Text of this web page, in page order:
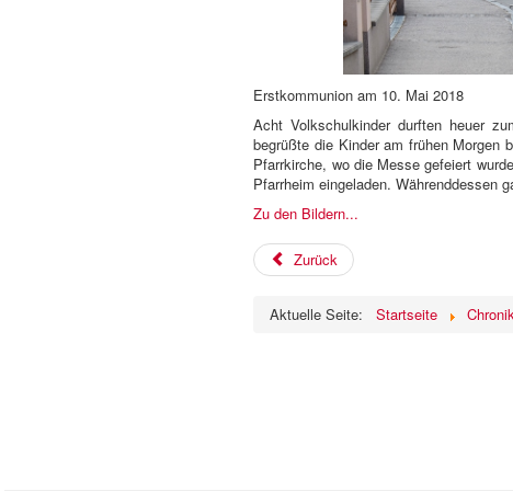
Erstkommunion am 10. Mai 2018
Acht Volkschulkinder durften heuer
begrüßte die Kinder am frühen Morgen
Pfarrkirche, wo die Messe gefeiert
Pfarrheim eingeladen. Währenddessen
Zu den Bildern...
Zurück
Aktuelle Seite: Startseite